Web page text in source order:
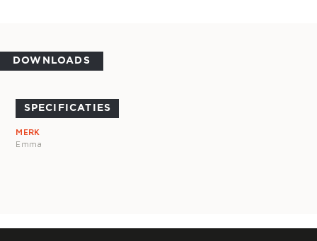
DOWNLOADS
SPECIFICATIES
MERK
Emma